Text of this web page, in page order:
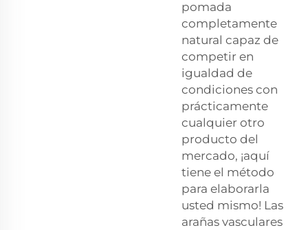
pomada
completamente
natural capaz de
competir en
igualdad de
condiciones con
prácticamente
cualquier otro
producto del
mercado, ¡aquí
tiene el método
para elaborarla
usted mismo! Las
arañas vasculares